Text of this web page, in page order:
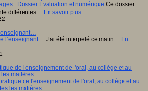
Ce dossier
différentes… En savoir plus...
J’ai été interpelé ce matin… En
de l'enseignement de l'oral, au collège et au
les matières.